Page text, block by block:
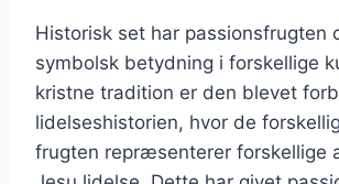
Historisk set har passionsfrugten
symbolsk betydning i forskellige
kristne tradition er den blevet
lidelseshistorien, hvor de
frugten repræsenterer forskellige